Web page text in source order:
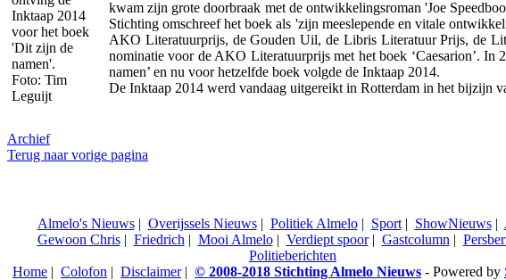
Inktaap 2014
voor het boek
'Dit zijn de
namen'.
Foto: Tim
Leguijt
kwam zijn grote doorbraak met de ontwikkelingsroman 'Joe
Stichting omschreef het boek als 'zijn meeslepende en vitale
AKO Literatuurprijs, de Gouden Uil, de Libris Literatuur Prijs, de
nominatie voor de AKO Literatuurprijs met het boek ‘Caesarion’.
namen’ en nu voor hetzelfde boek volgde de Inktaap 2014.
De Inktaap 2014 werd vandaag uitgereikt in Rotterdam in het bijzijn
Archief
Terug naar vorige pagina
Almelo's Nieuws| Overijssels Nieuws| Politiek Almelo| Sport| ShowNieuws|
Gewoon Chris| Friedrich| Mooi Almelo| Verdiept spoor| Gastcolumn|
Politieberichten
Home | Colofon | Disclaimer| © 2008-2018 Stichting Almelo Nieuws - Powered by